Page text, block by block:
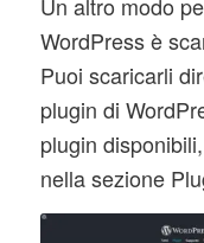
WordPress è
Puoi scaricarli
plugin di
plugin
nella sezione